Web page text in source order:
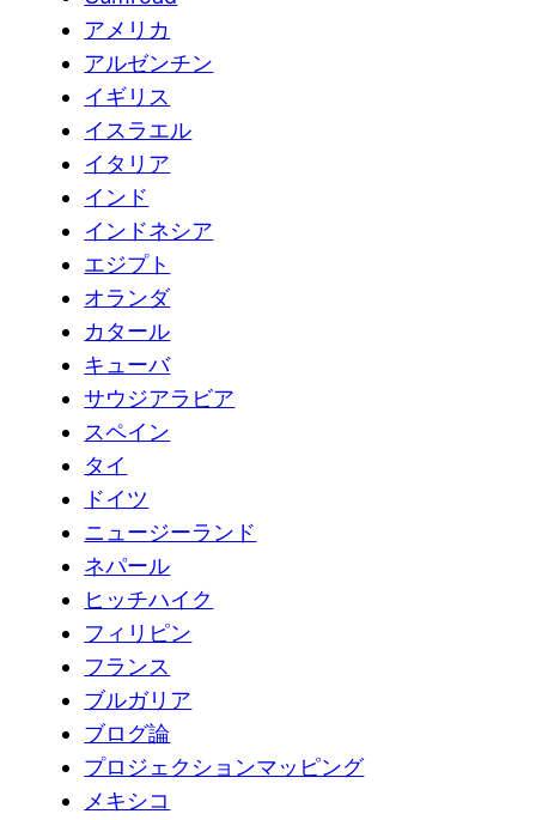
アメリカ
アルゼンチン
イギリス
イスラエル
イタリア
インド
インドネシア
エジプト
オランダ
カタール
キューバ
サウジアラビア
スペイン
タイ
ドイツ
ニュージーランド
ネパール
ヒッチハイク
フィリピン
フランス
ブルガリア
ブログ論
プロジェクションマッピング
メキシコ